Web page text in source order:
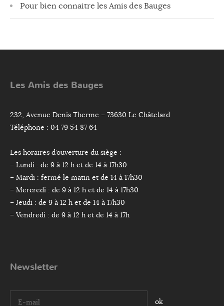
Pour bien connaitre les Amis des Bauges
Les Amis des Bauges
232, Avenue Denis Therme – 73630 Le Châtelard
Téléphone : 04 79 54 87 64
Les horaires d’ouverture du siège :
– Lundi : de 9 à 12 h et de 14 à 17h30
– Mardi : fermé le matin et de 14 à 17h30
– Mercredi : de 9 à 12 h et de 14 à 17h30
– Jeudi : de 9 à 12 h et de 14 à 17h30
– Vendredi : de 9 à 12 h et de 14 à 17h
Newsletter